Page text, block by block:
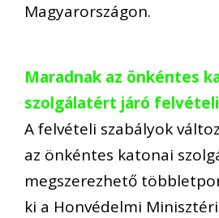
Magyarországon.
Maradnak az önkéntes
szolgálatért járó
A felvételi szabályok
az önkéntes katonai
megszerezhető
ki a Honvédelmi